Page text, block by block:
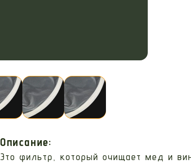
Описание:
Это фильтр, который очищает мед и